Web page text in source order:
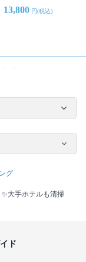
13,800 円(税込)
グ
大手ホテルも清掃
ド